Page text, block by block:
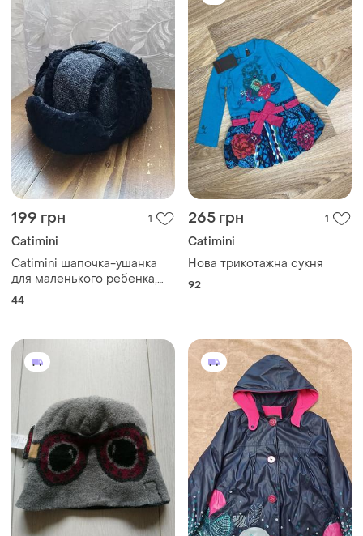
199 грн 1
Catimini
Catimini шапочка-ушанка
для маленького ребенка,
размер 44 см
44
265 грн 1
Catimini
Нова трикотажна сукня
92